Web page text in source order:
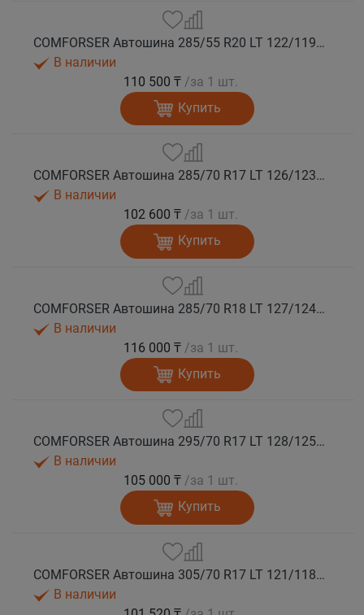
COMFORSER Автошина 285/55 R20 LT 122/119Q CF9000 R/T RWL 10PR лето
В наличии
110 500 ₸ /за 1 шт.
Купить
COMFORSER Автошина 285/70 R17 LT 126/123Q CF9000 R/T RWL 10PR лето
В наличии
102 600 ₸ /за 1 шт.
Купить
COMFORSER Автошина 285/70 R18 LT 127/124Q CF9000 R/T RWL 10PR лето
В наличии
116 000 ₸ /за 1 шт.
Купить
COMFORSER Автошина 295/70 R17 LT 128/125Q CF9000 R/T RWL 10PR лето
В наличии
105 000 ₸ /за 1 шт.
Купить
COMFORSER Автошина 305/70 R17 LT 121/118Q CF9000 R/T RWL 10PR лето
В наличии